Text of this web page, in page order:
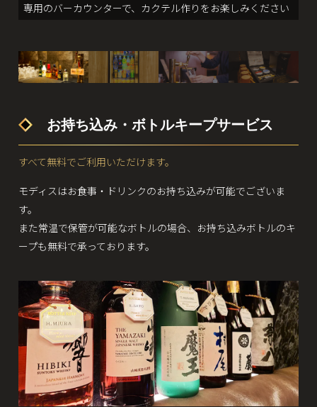
専用のバーカウンターで、カクテル作りをお楽しみください
お持ち込み・ボトルキープサービス
すべて無料でご利用いただけます。
モディスはお食事・ドリンクのお持ち込みが可能でございま
す。
また常温で保管が可能なボトルの場合、お持ち込みボトルのキ
ープも無料で承っております。